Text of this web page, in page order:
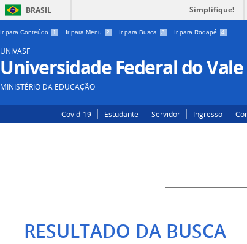
BRASIL Simplifique!
Ir para Conteúdo 1 Ir para Menu 2 Ir para Busca 3 Ir para Rodapé 4
UNIVASF
Universidade Federal do
MINISTÉRIO DA EDUCAÇÃO
Covid-19 Estudante Servidor Ingresso
RESULTADO DA BUSCA